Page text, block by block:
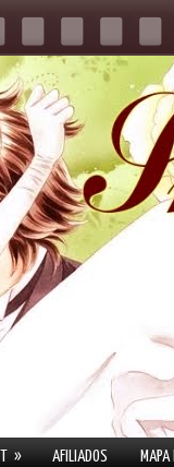
» AFILIADOS